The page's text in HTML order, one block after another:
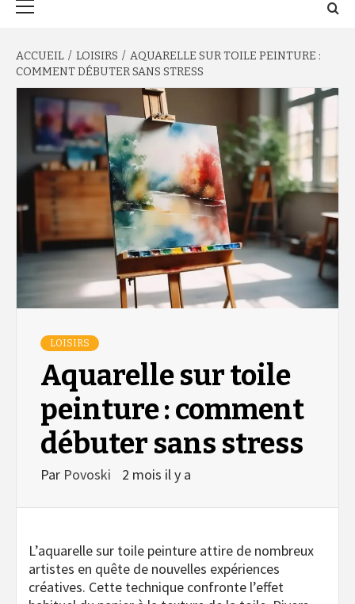
ACCUEIL LOISIRS
AQUARELLE SUR TOILE PEINTURE :
COMMENT DÉBUTER SANS STRESS
LOISIRS
Aquarelle sur toile
peinture : comment
débuter sans stress
Par Povoski 2 mois il y a
L’aquarelle sur toile peinture attire de nombreux
artistes en quête de nouvelles expériences
créatives. Cette technique confronte l’effet